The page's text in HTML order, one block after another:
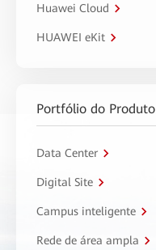
Huawei Cloud
HUAWEI eKit
Portfólio do Produto
Data Center
Digital Site
Campus inteligente
Rede de área ampla